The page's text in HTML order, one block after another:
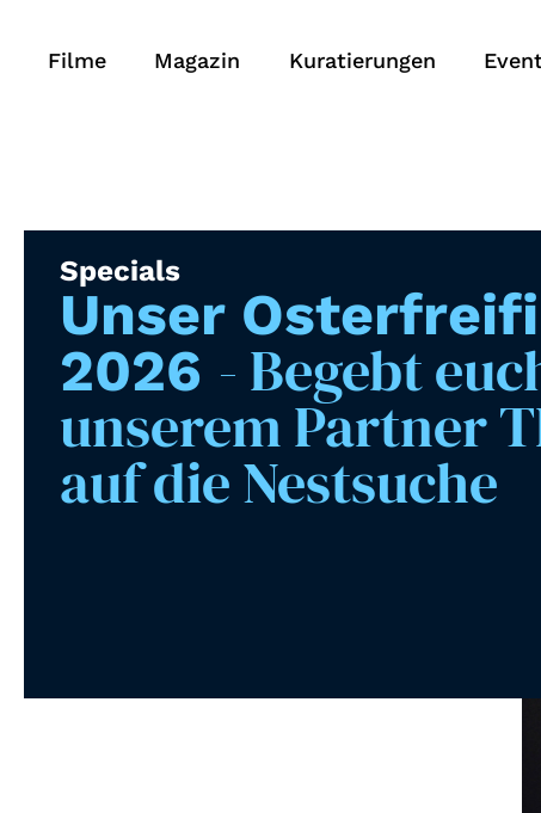
Filme Magazin Kuratierungen
Specials
Unser
2026 - Begebt
unserem Partner
auf die Nestsuche